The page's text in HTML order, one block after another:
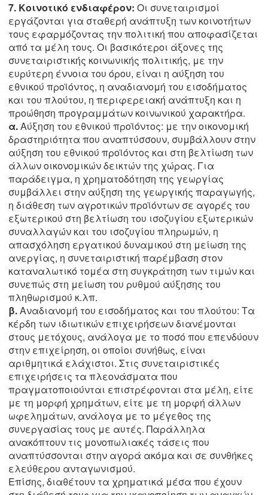
7. Κοινοτικό ενδιαφέρον: Οι συνεταιρισμοί
εργάζονται για σταθερή ανάπτυξη των κοινοτήτων
τους εφαρμόζοντας την πολιτική που αποφασίζεται
από τα μέλη τους. Οι βασικότεροι άξονες της
συνεταιριστικής κοινωνικής πολιτικής, με την
ευρύτερη έννοια του όρου, είναι η αύξηση του
εθνικού προϊόντος, η αναδιανομή του εισοδήματος
και του πλούτου, η περιφερειακή ανάπτυξη και η
προώθηση προγραμμάτων κοινωνικού χαρακτήρα.
α.Αύξηση του εθνικού προϊόντος: με την οικονομική
δραστηριότητα που αναπτύσσουν, συμβάλλουν στην
αύξηση του εθνικού προϊόντος και στη βελτίωση των
άλλων οικονομικών δεικτών της χώρας. Για
παράδειγμα, η χρηματοδότηση της γεωργίας
συμβάλλει στην αύξηση της γεωργικής παραγωγής,
η διάθεση των αγροτικών προϊόντων σε αγορές του
εξωτερικού στη βελτίωση του ισοζυγίου εξωτερικών
συναλλαγών και του ισοζυγίου πληρωμών, η
απασχόληση εργατικού δυναμικού στη μείωση της
ανεργίας, η συνεταιριστική παρέμβαση στον
καταναλωτικό τομέα στη συγκράτηση των τιμών και
συνεπώς στη μείωση του ρυθμού αύξησης του
πληθωρισμού κ.λπ.
β.Αναδιανομή του εισοδήματος και του πλούτου: Τα
κέρδη των ιδιωτικών επιχειρήσεων διανέμονται
στους μετόχους, ανάλογα με το ποσό που επενδύουν
στην επιχείρηση, οι οποίοι συνήθως, είναι
αριθμητικά ελάχιστοι. Στις συνεταιριστικές
επιχειρήσεις τα πλεονάσματα που
πραγματοποιούνται επιστρέφονται στα μέλη, είτε
με τη μορφή χρημάτων, είτε με τη μορφή άλλων
ωφελημάτων, ανάλογα με το μέγεθος της
συνεργασίας τους με αυτές. Παράλληλα
ανακόπτουν τις μονοπωλιακές τάσεις που
αναπτύσσονται στην αγορά ακόμα και σε συνθήκες
ελεύθερου ανταγωνισμού.
Επίσης, διαθέτουν τα χρηματικά μέσα που έχουν